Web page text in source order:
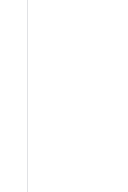
Places API
JavaScript
Perubahan
Tabel berikut